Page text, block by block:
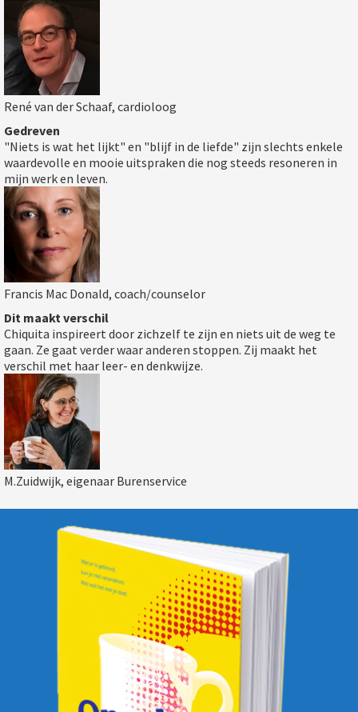
René van der Schaaf, cardioloog
Gedreven
"Niets is wat het lijkt" en "blijf in de liefde" zijn slechts enkele
waardevolle en mooie uitspraken die nog steeds resoneren in
mijn werk en leven.
Francis Mac Donald, coach/counselor
Dit maakt verschil
Chiquita inspireert door zichzelf te zijn en niets uit de weg te
gaan. Ze gaat verder waar anderen stoppen. Zij maakt het
verschil met haar leer- en denkwijze.
M.Zuidwijk, eigenaar Burenservice